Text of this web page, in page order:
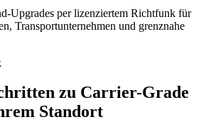
Upgrades per lizenziertem Richtfunk für
Transportunternehmen und grenznahe
zu Carrier-Grade
Standort